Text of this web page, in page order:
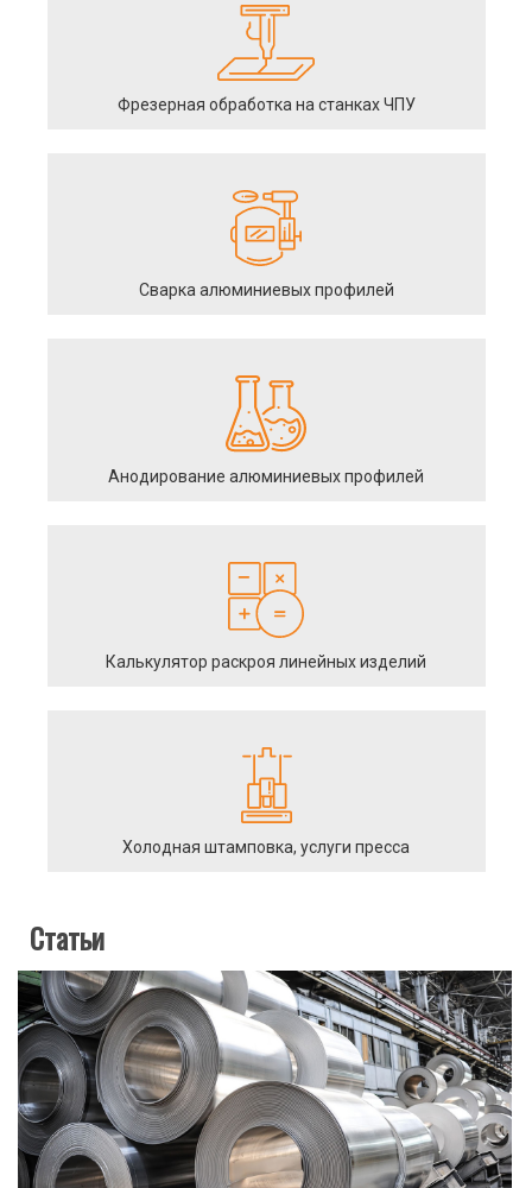
Фрезерная обработка на станках ЧПУ
Сварка алюминиевых профилей
Анодирование алюминиевых профилей
Калькулятор раскроя линейных изделий
Холодная штамповка, услуги пресса
Статьи